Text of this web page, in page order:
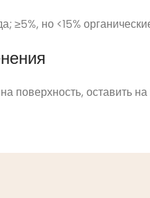
≥5%, но <15%
поверхность, оставить